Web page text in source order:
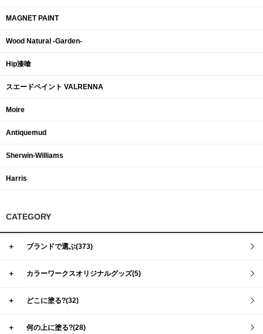
MAGNET PAINT
Wood Natural -Garden-
Hip漆喰
スエードペイント VALRENNA
Moire
Antiquemud
Sherwin-Williams
Harris
CATEGORY
＋ ブランドで選ぶ(373)
＋ カラーワークスオリジナルグッズ(5)
＋ どこに塗る?(32)
＋ 何の上に塗る?(28)